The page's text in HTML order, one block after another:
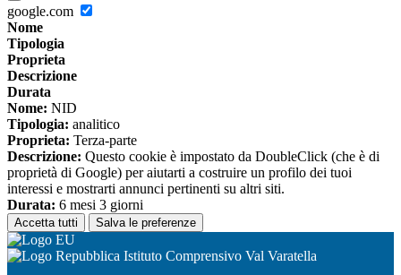
google.com
Nome
Tipologia
Proprieta
Descrizione
Durata
Nome: NID
Tipologia: analitico
Proprieta: Terza-parte
Descrizione: Questo cookie è impostato da DoubleClick (che è di
proprietà di Google) per aiutarti a costruire un profilo dei tuoi
interessi e mostrarti annunci pertinenti su altri siti.
Durata: 6 mesi 3 giorni
Accetta tutti Salva le preferenze
Istituto Comprensivo Val Varatella